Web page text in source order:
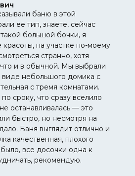
баню в этой
ее тип, знаете, сейчас
большой бочки, я
на участке по-моему
странно, хотя
и в обычной. Мы выбрали
виде небольшого домика с
с тремя комнатами.
сроку, что сразу вселило
останавливалась — это
быстро, но несмотря на
Баня выглядит отлично и
качественная, плохого
все досочки одна к
рекомендую.